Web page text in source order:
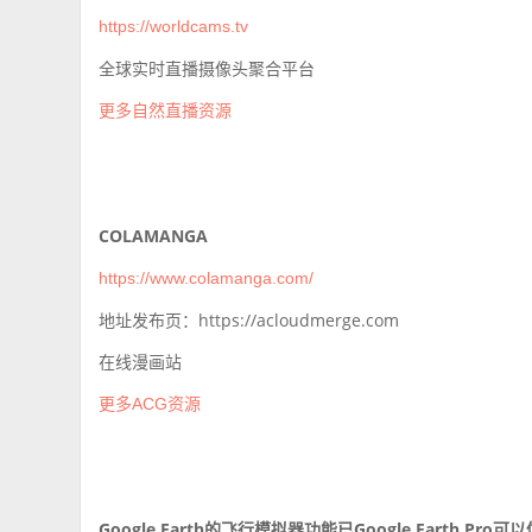
https://worldcams.tv
全球实时直播摄像头聚合平台
更多自然直播资源
COLAMANGA
https://www.colamanga.com/
地址发布页：https://acloudmerge.com
在线漫画站
更多ACG资源